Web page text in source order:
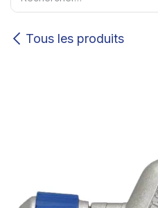
Tous les produits